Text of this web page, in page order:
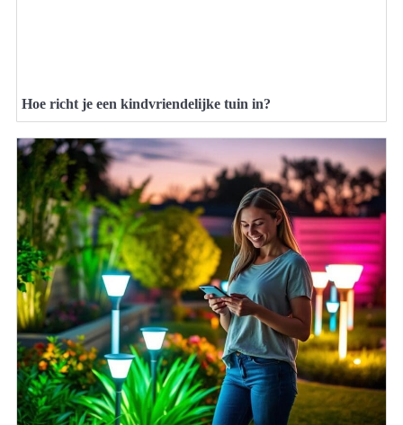
Hoe richt je een kindvriendelijke tuin in?